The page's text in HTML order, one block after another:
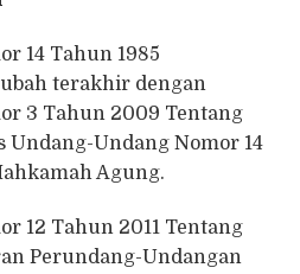
14 Tahun 1985
terakhir dengan
3 Tahun 2009 Tentang
Undang-Undang Nomor 14
Agung.
12 Tahun 2011 Tentang
Perundang-Undangan